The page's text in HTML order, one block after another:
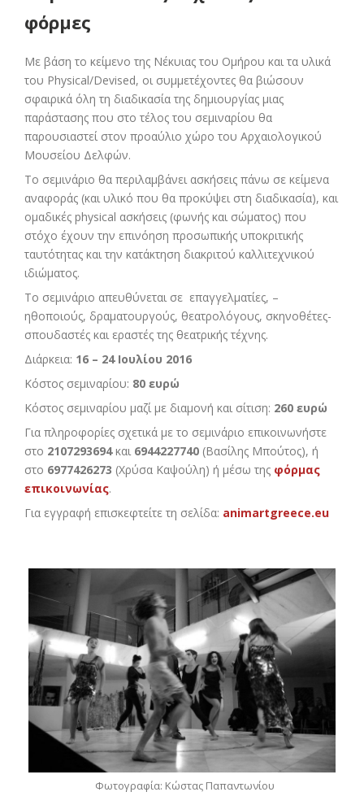
φόρμες
Με βάση το κείμενο της Νέκυιας του Ομήρου και τα υλικά
του Physical/Devised, οι συμμετέχοντες θα βιώσουν
σφαιρικά όλη τη διαδικασία της δημιουργίας μιας
παράστασης που στο τέλος του σεμιναρίου θα
παρουσιαστεί στον προαύλιο χώρο του Αρχαιολογικού
Μουσείου Δελφών.
Το σεμινάριο θα περιλαμβάνει ασκήσεις πάνω σε κείμενα
αναφοράς (και υλικό που θα προκύψει στη διαδικασία), και
ομαδικές physical ασκήσεις (φωνής και σώματος) που
στόχο έχουν την επινόηση προσωπικής υποκριτικής
ταυτότητας και την κατάκτηση διακριτού καλλιτεχνικού
ιδιώματος.
Το σεμινάριο απευθύνεται σε επαγγελματίες, –
ηθοποιούς, δραματουργούς, θεατρολόγους, σκηνοθέτες-
σπουδαστές και εραστές της θεατρικής τέχνης.
Διάρκεια: 16 – 24 Ιουλίου 2016
Κόστος σεμιναρίου: 80 ευρώ
Κόστος σεμιναρίου μαζί με διαμονή και σίτιση: 260 ευρώ
Για πληροφορίες σχετικά με το σεμινάριο επικοινωνήστε
στο 2107293694και 6944227740 (Βασίλης Μπούτος), ή
στο 6977426273 (Χρύσα Καψούλη) ή μέσω της φόρμας
επικοινωνίας.
Για εγγραφή επισκεφτείτε τη σελίδα: animartgreece.eu
Φωτογραφία: Κώστας Παπαντωνίου